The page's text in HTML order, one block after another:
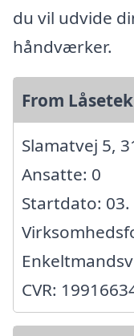
du vil udvide
håndværker.
From
Slamatvej 5,
Ansatte: 0
Startdato: 03.
CVR: